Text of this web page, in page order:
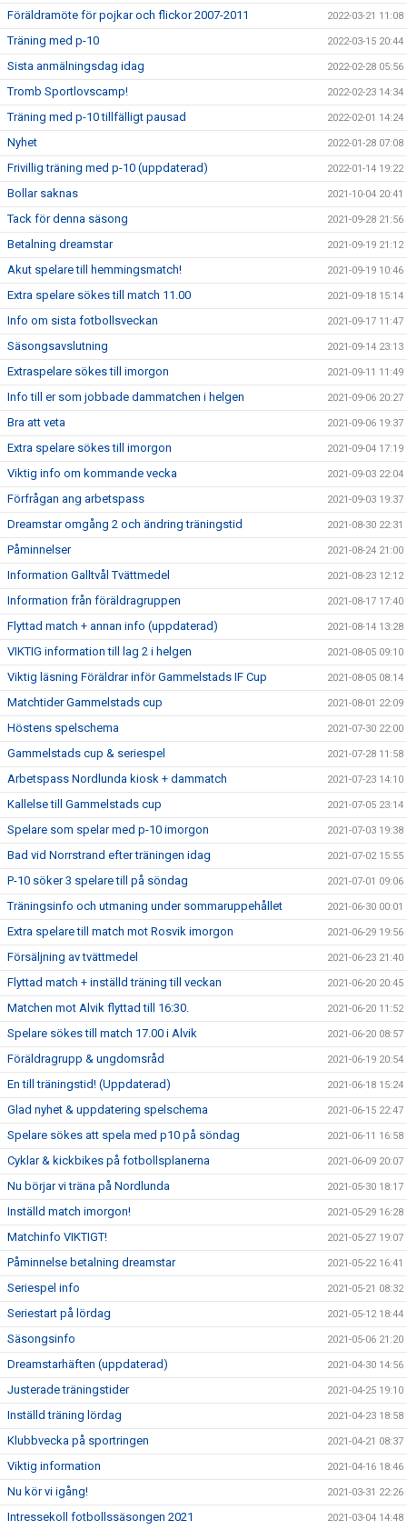
Föräldramöte för pojkar och flickor 2007-2011 2022-03-21 11:08
Träning med p-10 2022-03-15 20:44
Sista anmälningsdag idag 2022-02-28 05:56
Tromb Sportlovscamp! 2022-02-23 14:34
Träning med p-10 tillfälligt pausad 2022-02-01 14:24
Nyhet 2022-01-28 07:08
Frivillig träning med p-10 (uppdaterad) 2022-01-14 19:22
Bollar saknas 2021-10-04 20:41
Tack för denna säsong 2021-09-28 21:56
Betalning dreamstar 2021-09-19 21:12
Akut spelare till hemmingsmatch! 2021-09-19 10:46
Extra spelare sökes till match 11.00 2021-09-18 15:14
Info om sista fotbollsveckan 2021-09-17 11:47
Säsongsavslutning 2021-09-14 23:13
Extraspelare sökes till imorgon 2021-09-11 11:49
Info till er som jobbade dammatchen i helgen 2021-09-06 20:27
Bra att veta 2021-09-06 19:37
Extra spelare sökes till imorgon 2021-09-04 17:19
Viktig info om kommande vecka 2021-09-03 22:04
Förfrågan ang arbetspass 2021-09-03 19:37
Dreamstar omgång 2 och ändring träningstid 2021-08-30 22:31
Påminnelser 2021-08-24 21:00
Information Galltvål Tvättmedel 2021-08-23 12:12
Information från föräldragruppen 2021-08-17 17:40
Flyttad match + annan info (uppdaterad) 2021-08-14 13:28
VIKTIG information till lag 2 i helgen 2021-08-05 09:10
Viktig läsning Föräldrar inför Gammelstads IF Cup 2021-08-05 08:14
Matchtider Gammelstads cup 2021-08-01 22:09
Höstens spelschema 2021-07-30 22:00
Gammelstads cup & seriespel 2021-07-28 11:58
Arbetspass Nordlunda kiosk + dammatch 2021-07-23 14:10
Kallelse till Gammelstads cup 2021-07-05 23:14
Spelare som spelar med p-10 imorgon 2021-07-03 19:38
Bad vid Norrstrand efter träningen idag 2021-07-02 15:55
P-10 söker 3 spelare till på söndag 2021-07-01 09:06
Träningsinfo och utmaning under sommaruppehållet 2021-06-30 00:01
Extra spelare till match mot Rosvik imorgon 2021-06-29 19:56
Försäljning av tvättmedel 2021-06-23 21:40
Flyttad match + inställd träning till veckan 2021-06-20 20:45
Matchen mot Alvik flyttad till 16:30. 2021-06-20 11:52
Spelare sökes till match 17.00 i Alvik 2021-06-20 08:57
Föräldragrupp & ungdomsråd 2021-06-19 20:54
En till träningstid! (Uppdaterad) 2021-06-18 15:24
Glad nyhet & uppdatering spelschema 2021-06-15 22:47
Spelare sökes att spela med p10 på söndag 2021-06-11 16:58
Cyklar & kickbikes på fotbollsplanerna 2021-06-09 20:07
Nu börjar vi träna på Nordlunda 2021-05-30 18:17
Inställd match imorgon! 2021-05-29 16:28
Matchinfo VIKTIGT! 2021-05-27 19:07
Påminnelse betalning dreamstar 2021-05-22 16:41
Seriespel info 2021-05-21 08:32
Seriestart på lördag 2021-05-12 18:44
Säsongsinfo 2021-05-06 21:20
Dreamstarhäften (uppdaterad) 2021-04-30 14:56
Justerade träningstider 2021-04-25 19:10
Inställd träning lördag 2021-04-23 18:58
Klubbvecka på sportringen 2021-04-21 08:37
Viktig information 2021-04-16 18:46
Nu kör vi igång! 2021-03-31 22:26
Intressekoll fotbollssäsongen 2021 2021-03-04 14:48